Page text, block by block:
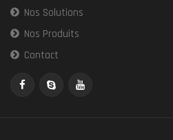
Nos Solutions
Nos Produits
Contact